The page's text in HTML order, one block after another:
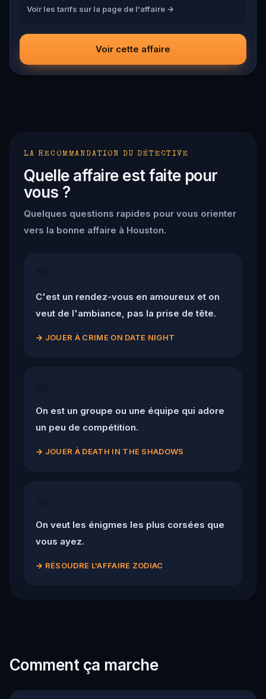
each tied to a Zodiac sign. No set order, only your instincts.
ciphers, recover the stolen artifacts, and save the victims
before the clock runs out. The ink is fresh, the knife is
sharp, and the city is screaming for answers.
Voir les tarifs sur la page de l'affaire →
Voir cette affaire
LA RECOMMANDATION DU DÉTECTIVE
Quelle affaire est faite pour
vous ?
Quelques questions rapides pour vous orienter
vers la bonne affaire à Houston.
C'est un rendez-vous en amoureux et on
veut de l'ambiance, pas la prise de tête.
→ JOUER À CRIME ON DATE NIGHT
On est un groupe ou une équipe qui adore
un peu de compétition.
→ JOUER À DEATH IN THE SHADOWS
On veut les énigmes les plus corsées que
vous ayez.
→ RÉSOUDRE L'AFFAIRE ZODIAC
Comment ça marche